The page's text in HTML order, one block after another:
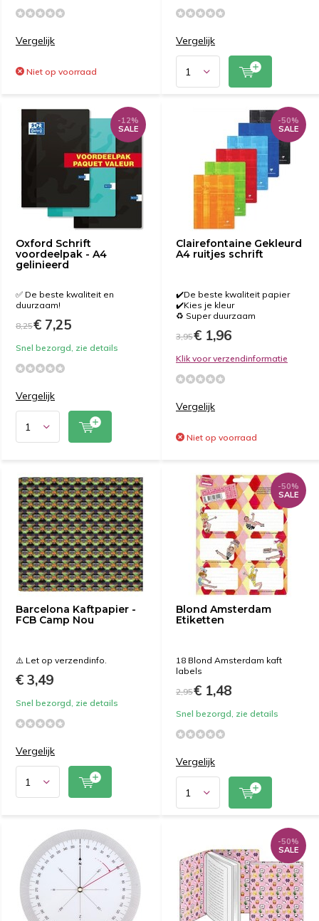
Vergelijk
Niet op voorraad
Vergelijk
Oxford Schrift
voordeelpak - A4
gelinieerd
-12%
SALE
✅ De beste kwaliteit en
duurzaam!
8,25€ 7,25
Snel bezorgd, zie details
Vergelijk
Clairefontaine Gekleurd
A4 ruitjes schrift
-50%
SALE
✔️De beste kwaliteit papier
✔️Kies je kleur
♻️ Super duurzaam
3,95€ 1,96
Klik voor verzendinformatie
Vergelijk
Niet op voorraad
Barcelona Kaftpapier -
FCB Camp Nou
⚠️ Let op verzendinfo.
€ 3,49
Snel bezorgd, zie details
Vergelijk
Blond Amsterdam
Etiketten
-50%
SALE
18 Blond Amsterdam kaft
labels
2,95€ 1,48
Snel bezorgd, zie details
Vergelijk
-50%
SALE